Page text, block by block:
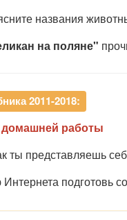
названия
на поляне"
2011-2018:
работы
ты представляешь
подготовь